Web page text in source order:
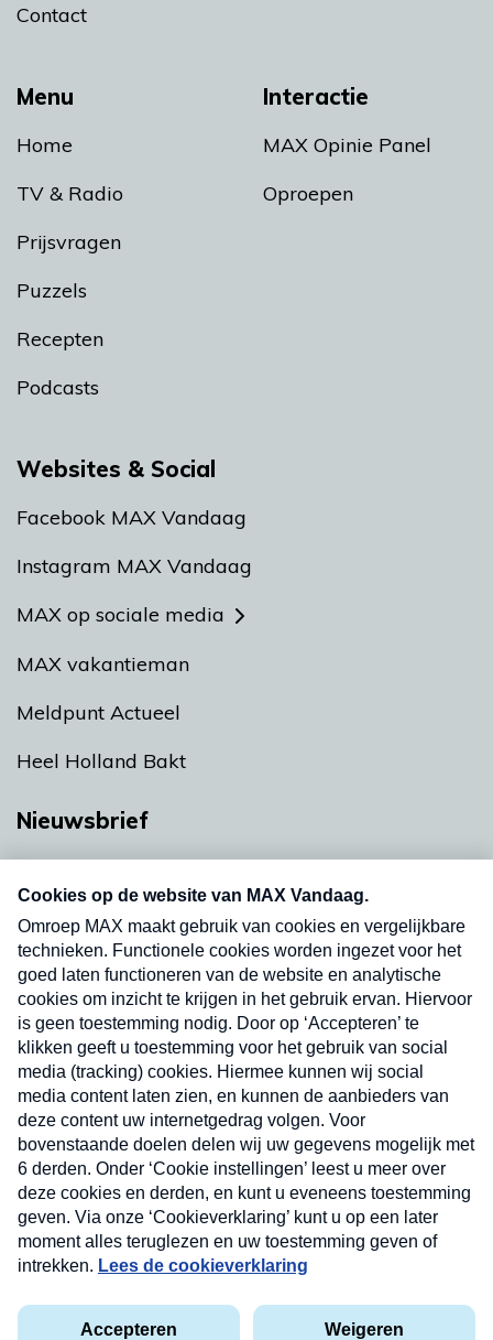
Menu
Home
TV & Radio
Prijsvragen
Puzzels
Recepten
Podcasts
Interactie
MAX Opinie Panel
Oproepen
Contact
Websites & Social
Facebook MAX Vandaag
Instagram MAX Vandaag
MAX op sociale media
MAX vakantieman
Meldpunt Actueel
Heel Holland Bakt
Nieuwsbrief
nieuwsbrief. Elke vrijdag- en dinsdagochtend in
uw mailbox.
Verzend
Privacyverklaring
Cookieverklaring
Nieuwsbrief
Neem hier een gratis abonnement op onze
nieuwsbrief. Elke vrijdag- en dinsdagochtend in uw